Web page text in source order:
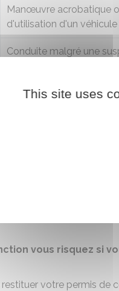
routières pouvant
Manœuvre acrobatique
d'utilisation d'un
Conduite malgré une
Atteinte involontaire à
vous risquez si
votre permis de
This site uses